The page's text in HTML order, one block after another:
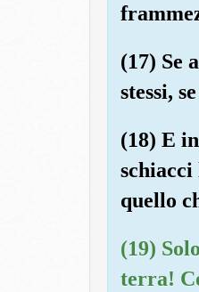
(17) Se
stessi,
(18) E
schiacci
quello
(19)
terra!